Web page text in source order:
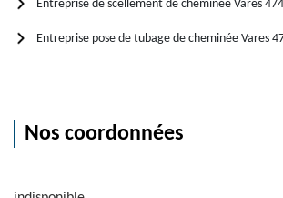
Entreprise de scellement de cheminée Vares
Entreprise pose de tubage de cheminée Vares
Nos coordonnées